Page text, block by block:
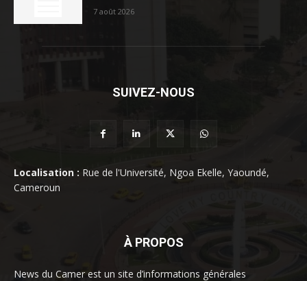
7 août 2026
SUIVEZ-NOUS
Localisation : Rue de l'Université, Ngoa Ekelle, Yaoundé,
Cameroun
À PROPOS
News du Camer est un site d’informations générales